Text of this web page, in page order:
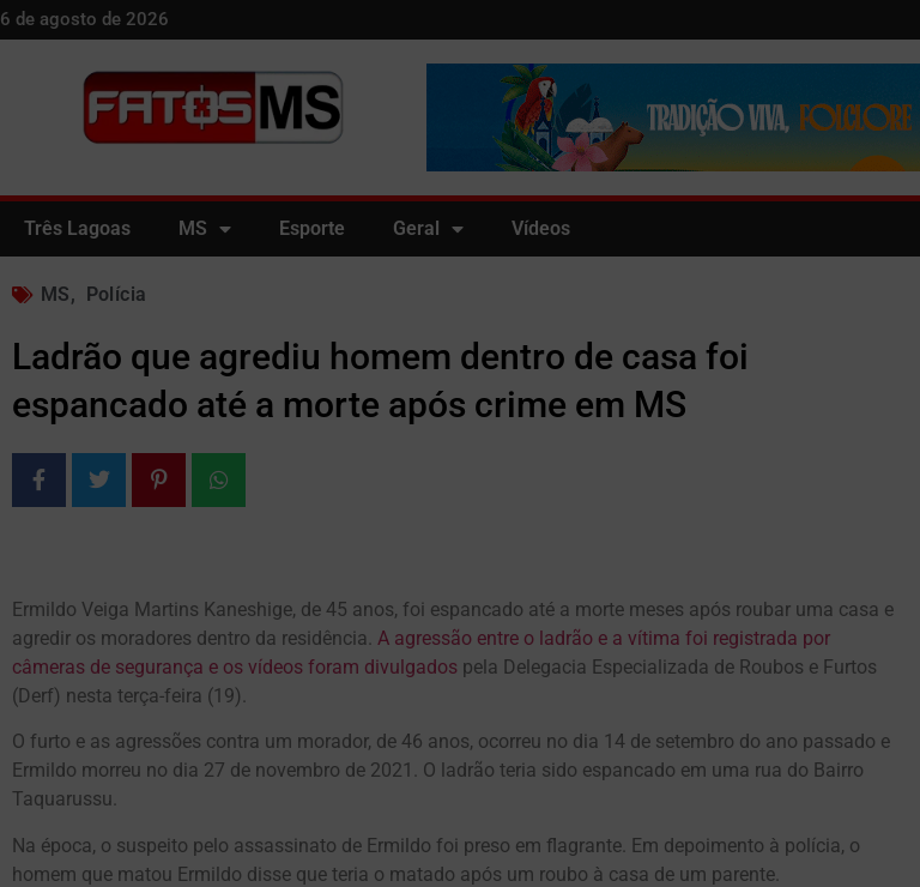
6 de agosto de 2026
Três Lagoas MS Esporte Geral Vídeos
MS, Polícia
Ladrão que agrediu homem dentro de casa foi
espancado até a morte após crime em MS
Ermildo Veiga Martins Kaneshige, de 45 anos, foi espancado até a morte meses após roubar uma casa e
agredir os moradores dentro da residência. A agressão entre o ladrão e a vítima foi registrada por
câmeras de segurança e os vídeos foram divulgados pela Delegacia Especializada de Roubos e Furtos
(Derf) nesta terça-feira (19).
O furto e as agressões contra um morador, de 46 anos, ocorreu no dia 14 de setembro do ano passado e
Ermildo morreu no dia 27 de novembro de 2021. O ladrão teria sido espancado em uma rua do Bairro
Taquarussu.
Na época, o suspeito pelo assassinato de Ermildo foi preso em flagrante. Em depoimento à polícia, o
homem que matou Ermildo disse que teria o matado após um roubo à casa de um parente.